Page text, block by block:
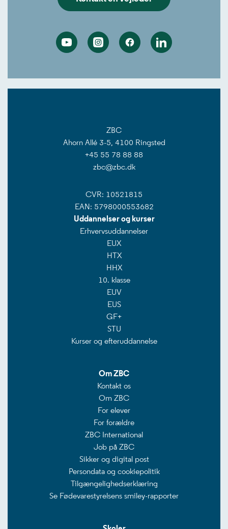
YoutubeInstagramFacebookLinkedin
ZBC
Ahorn Allé 3-5, 4100 Ringsted
+45 55 78 88 88
zbc@zbc.dk
CVR: 10521815
EAN: 5798000553682
Uddannelser og kurser
Erhvervsuddannelser
EUX
HTX
HHX
10. klasse
EUV
EUS
GF+
STU
Kurser og efteruddannelse
Om ZBC
Kontakt os
Om ZBC
For elever
For forældre
ZBC International
Job på ZBC
Sikker og digital post
Persondata og cookiepolitik
Tilgængelighedserklæring
Se Fødevarestyrelsens smiley-rapporter